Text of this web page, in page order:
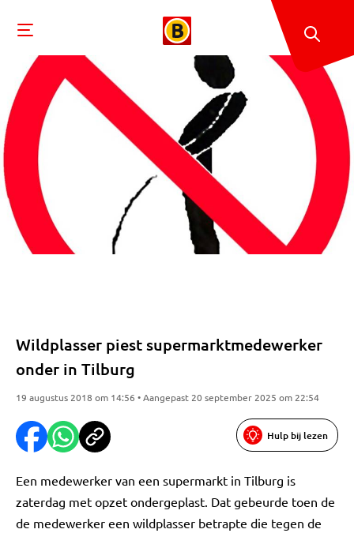
Wildplasser piest supermarktmedewerker
onder in Tilburg
19 augustus 2018 om 14:56 • Aangepast 20 september 2025 om 22:54
Hulp bij lezen
Een medewerker van een supermarkt in Tilburg is
zaterdag met opzet ondergeplast. Dat gebeurde toen de
de medewerker een wildplasser betrapte die tegen de